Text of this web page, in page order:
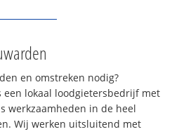
en omstreken nodig?
een lokaal loodgietersbedrijf met
werkzaamheden in de heel
Wij werken uitsluitend met